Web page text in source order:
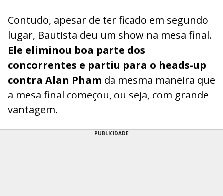
Contudo, apesar de ter ficado em segundo
lugar, Bautista deu um show na mesa final.
Ele eliminou boa parte dos
concorrentes e partiu para o heads-up
contra Alan Pham da mesma maneira que
a mesa final começou, ou seja, com grande
vantagem.
PUBLICIDADE